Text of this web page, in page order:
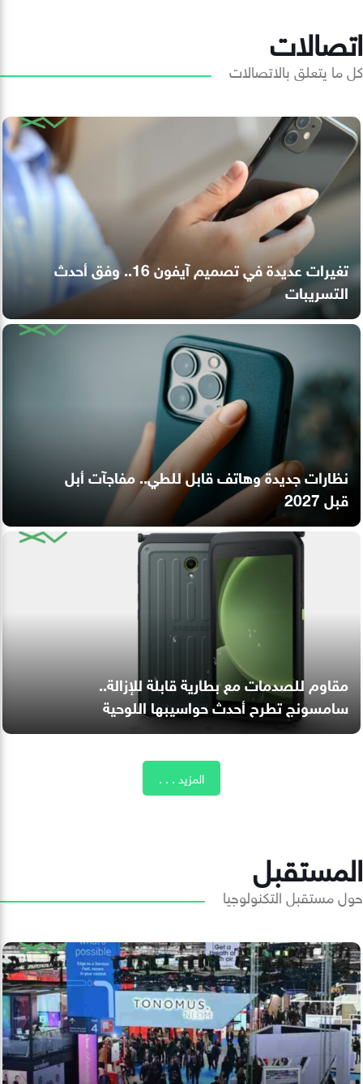
اتصالات
كل ما يتعلق بالاتصالات
تغيرات عديدة في تصميم آيفون 16.. وفق أحدث
التسريبات
نظارات جديدة وهاتف قابل للطي.. مفاجآت أبل
قبل 2027
مقاوم للصدمات مع بطارية قابلة للإزالة..
سامسونج تطرح أحدث حواسيبها اللوحية
المزيد . . .
المستقبل
حول مستقبل التكنولوجيا